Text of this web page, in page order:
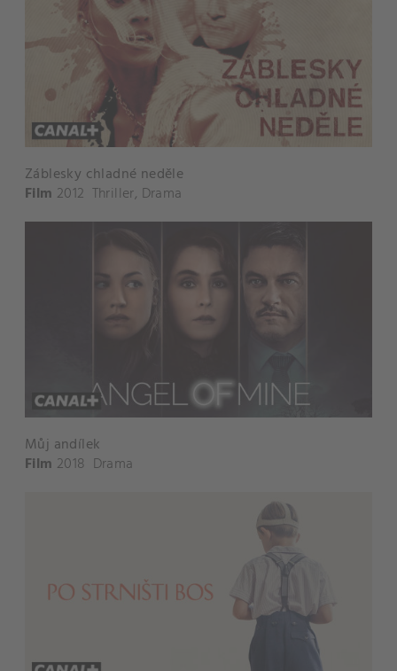
Záblesky chladné neděle
Film 2012 Thriller, Drama
Můj andílek
Film 2018 Drama